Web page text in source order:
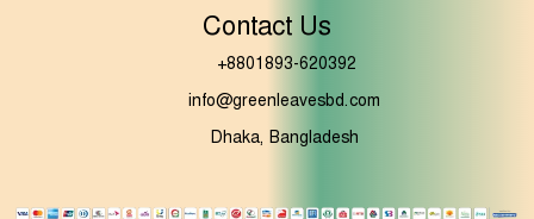
Contact Us
+8801893-620392
info@greenleavesbd.com
Dhaka, Bangladesh